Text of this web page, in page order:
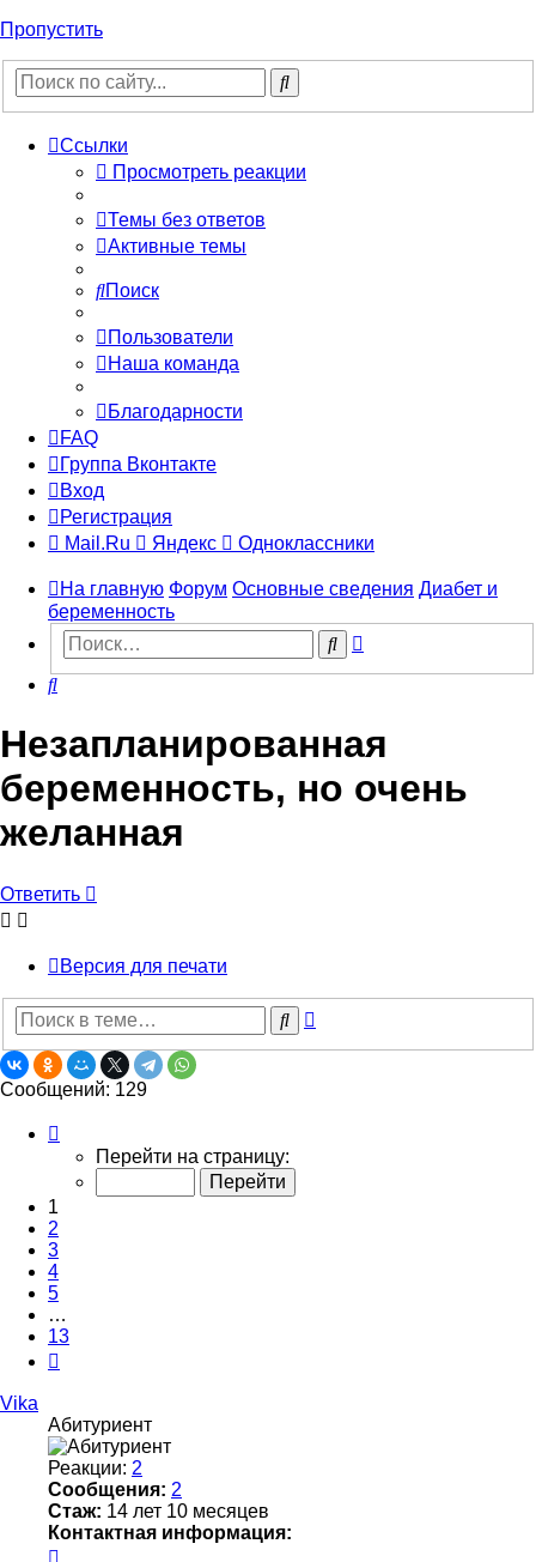
Пропустить
Ссылки
Просмотреть реакции
Темы без ответов
Активные темы
Поиск
Пользователи
Наша команда
Благодарности
FAQ
Группа Вконтакте
Вход
Регистрация
Mail.Ru
Яндекс Одноклассники
На главную Форум Основные сведения Диабет и
беременность
Поиск
Поиск
Незапланированная
беременность, но очень
желанная
Ответить
Версия для печати
Поиск
Сообщений: 129
13
Перейти на страницу:
1
2
3
4
5
…
13
Vika
Абитуриент
Реакции: 2
Сообщения: 2
Стаж: 14 лет 10 месяцев
Контактная информация: